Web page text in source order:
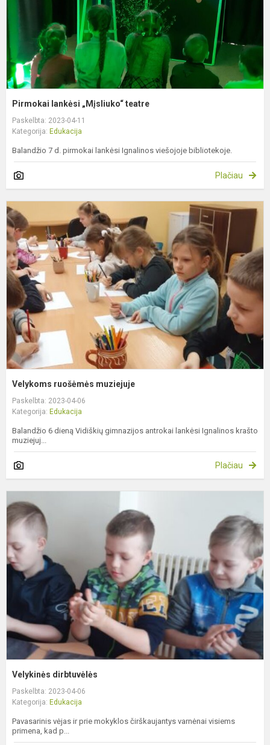
Pirmokai lankėsi „Mįsliuko“ teatre
Paskelbta: 2023-04-11
Kategorija: Edukacija
Balandžio 7 d. pirmokai lankėsi Ignalinos viešojoje bibliotekoje.
Plačiau
Velykoms ruošėmės muziejuje
Paskelbta: 2023-04-06
Kategorija: Edukacija
Balandžio 6 dieną Vidiškių gimnazijos antrokai lankėsi Ignalinos krašto
muziejuj...
Plačiau
Velykinės dirbtuvėlės
Paskelbta: 2023-04-06
Kategorija: Edukacija
Pavasarinis vėjas ir prie mokyklos čirškaujantys varnėnai visiems
primena, kad p...